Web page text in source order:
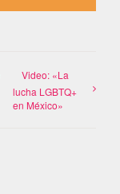
Video: «La
lucha LGBTQ+
en México»